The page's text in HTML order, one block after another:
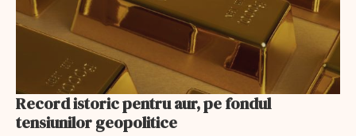
Record istoric pentru aur, pe fondul
tensiunilor geopolitice